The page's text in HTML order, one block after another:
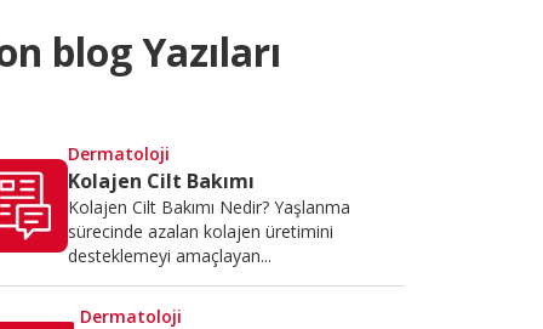
blog Yazıları
Dermatoloji
Kolajen Cilt Bakımı
Kolajen Cilt Bakımı Nedir? Yaşlanma
sürecinde azalan kolajen üretimini
desteklemeyi amaçlayan...
Dermatoloji